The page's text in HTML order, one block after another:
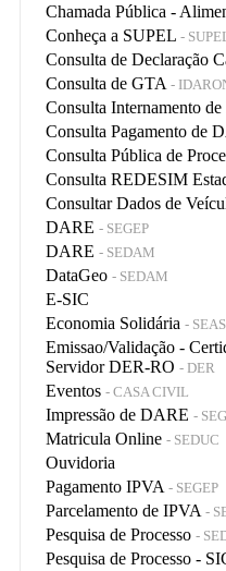
Chamada Pública -
Conheça a SUPEL -
Consulta de Declaração
Consulta de GTA -
Consulta Internamento
Consulta Pagamento de
Consulta Pública de
Consulta REDESIM
Consultar Dados de
DARE - SEGEP
DARE - SEDAM
DataGeo - SEDAM
E-SIC
Economia Solidária - SEAS
Emissao/Validação -
Servidor DER-RO - DER
Eventos - CASA CIVIL
Impressão de DARE -
Matricula Online - SEDUC
Ouvidoria
Pagamento IPVA - SEGEP
Parcelamento de IPVA -
Pesquisa de Processo -
Pesquisa de Processo -